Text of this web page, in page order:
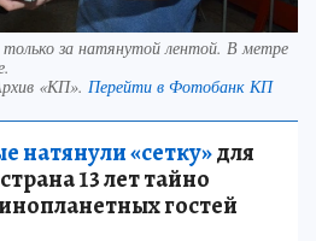
за натянутой лентой. В метре
«КП». Перейти в Фотобанк КП
натянули «сетку»для
13 лет тайно
гостей